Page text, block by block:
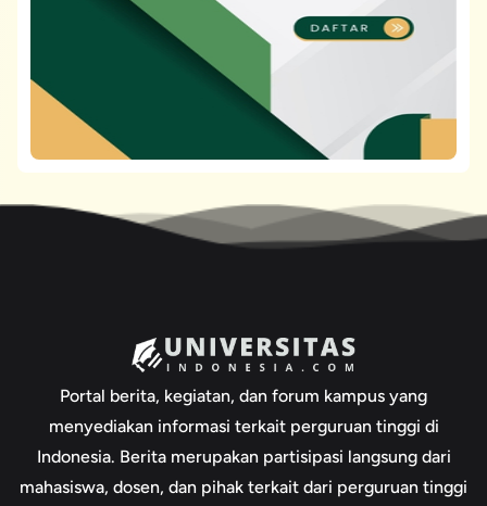
Portal berita, kegiatan, dan forum kampus yang
menyediakan informasi terkait perguruan tinggi di
Indonesia. Berita merupakan partisipasi langsung dari
mahasiswa, dosen, dan pihak terkait dari perguruan tinggi